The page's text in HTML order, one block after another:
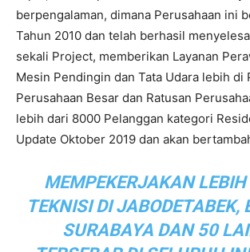
berpengalaman, dimana Perusahaan ini
Tahun 2010 dan telah berhasil
sekali Project, memberikan Layanan
Mesin Pendingin dan Tata Udara lebih di
Perusahaan Besar dan Ratusan
lebih dari 8000 Pelanggan kategori
Update Oktober 2019 dan akan
MEMPEKERJAKAN
TEKNISI DI JABODETABEK,
SURABAYA DAN 50